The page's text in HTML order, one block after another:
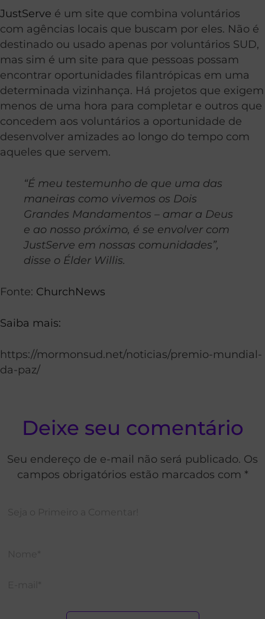
JustServe é um site que combina voluntários
com agências locais que buscam por eles. Não é
destinado ou usado apenas por voluntários SUD,
mas sim é um site para que pessoas possam
encontrar oportunidades filantrópicas em uma
determinada vizinhança. Há projetos que exigem
menos de uma hora para completar e outros que
concedem aos voluntários a oportunidade de
desenvolver amizades ao longo do tempo com
aqueles que servem.
“É meu testemunho de que uma das
maneiras como vivemos os Dois
Grandes Mandamentos – amar a Deus
e ao nosso próximo, é se envolver com
JustServe em nossas comunidades”,
disse o Élder Willis.
Fonte: ChurchNews
Saiba mais:
https://mormonsud.net/noticias/premio-mundial-
da-paz/
Deixe seu comentário
Seu endereço de e-mail não será publicado. Os
campos obrigatórios estão marcados com *